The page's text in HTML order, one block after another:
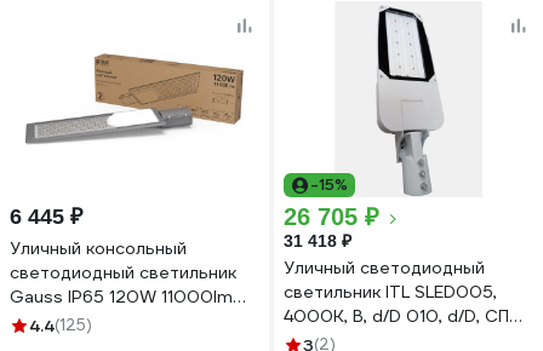
6 445 ₽
Уличный консольный
светодиодный светильник
Gauss IP65 120W 11000lm
4000K КСС "Ш" 629534220
4.4(125)
-15%
26 705 ₽
31 418 ₽
Уличный светодиодный
светильник ITL SLED005,
4000K, B, d/D 010, d/D, СП
120W, TII 23-00035336
3(2)